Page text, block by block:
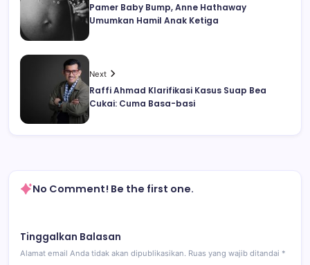
Pamer Baby Bump, Anne Hathaway
Umumkan Hamil Anak Ketiga
Next
Raffi Ahmad Klarifikasi Kasus Suap Bea
Cukai: Cuma Basa-basi
No Comment! Be the first one.
Tinggalkan Balasan
Alamat email Anda tidak akan dipublikasikan. Ruas yang wajib ditandai *